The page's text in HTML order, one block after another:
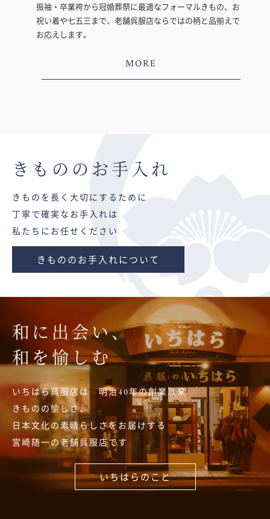
振袖・卒業袴から冠婚葬祭に最適なフォーマルきもの、お
祝い着や七五三まで、老舗呉服店ならではの柄と品揃えで
お応えします。
MORE
きものの お手入れ
きものを長く大切にするために
丁寧で確実なお手入れは
私たちにお任せください
きもののお手入れについて
和に出会い、
和を愉しむ
いちはら呉服店は 明治40年の創業以来
きものの愉しさ、
日本文化の素晴らしさをお届けする
宮崎随一の老舗呉服店です
いちはらのこと